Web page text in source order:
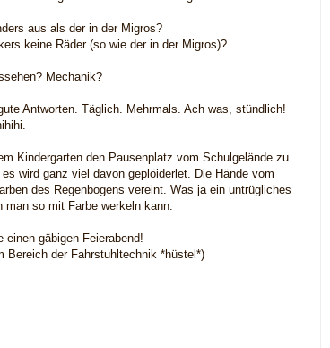
aus als der in der Migros?
keine Räder (so wie der in der Migros)?
Mechanik?
Antworten. Täglich. Mehrmals. Ach was, stündlich!
Kindergarten den Pausenplatz vom Schulgelände zu
wird ganz viel davon geplöiderlet. Die Hände vom
des Regenbogens vereint. Was ja ein untrügliches
so mit Farbe werkeln kann.
einen gäbigen Feierabend!
Bereich der Fahrstuhltechnik *hüstel*)